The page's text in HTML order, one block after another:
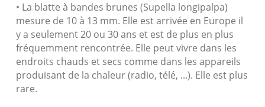
• La blatte à bandes brunes (Supella longipalpa)
mesure de 10 à 13 mm. Elle est arrivée en Europe il
y a seulement 20 ou 30 ans et est de plus en plus
fréquemment rencontrée. Elle peut vivre dans les
endroits chauds et secs comme dans les appareils
produisant de la chaleur (radio, télé, ...). Elle est plus
rare.